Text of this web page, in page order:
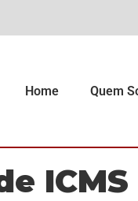
Home Quem
ICMS